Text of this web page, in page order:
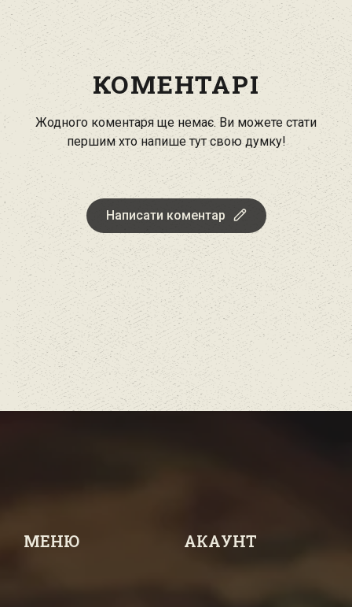
КОМЕНТАРІ
Жодного коментаря ще немає. Ви можете стати
першим хто напише тут свою думку!
Написати коментар
МЕНЮ АКАУНТ